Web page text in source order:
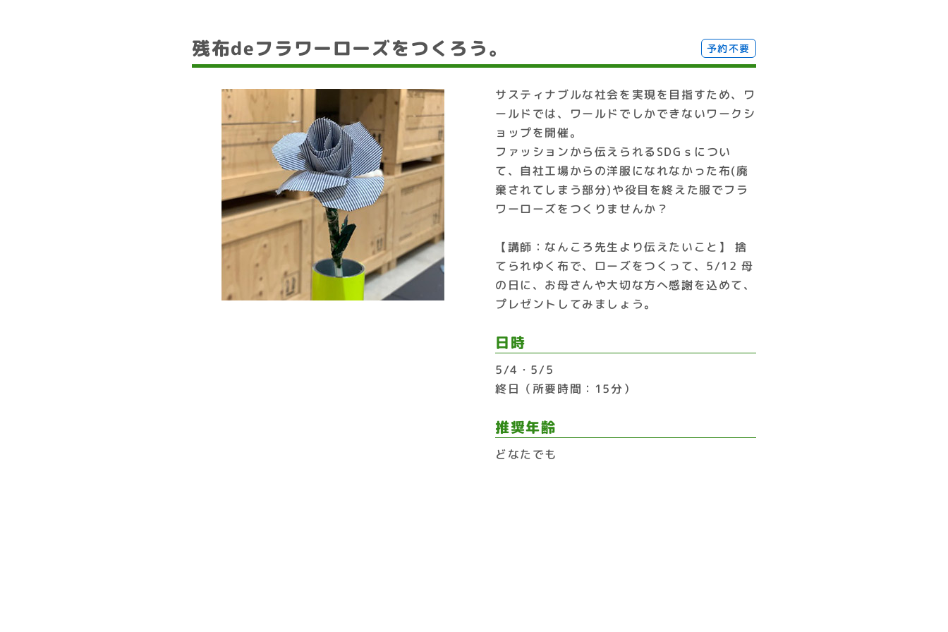
残布deフラワーローズをつくろう。 予約不要
サスティナブルな社会を実現を目指すため、ワ
ールドでは、ワールドでしかできないワークシ
ョップを開催。
ファッションから伝えられるSDGｓについ
て、自社工場からの洋服になれなかった布(廃
棄されてしまう部分)や役目を終えた服でフラ
ワーローズをつくりませんか？
【講師：なんころ先生より伝えたいこと】 捨
てられゆく布で、ローズをつくって、5/12 母
の日に、お母さんや大切な方へ感謝を込めて、
プレゼントしてみましょう。
日時
5/4・5/5
終日（所要時間：15分）
推奨年齢
どなたでも